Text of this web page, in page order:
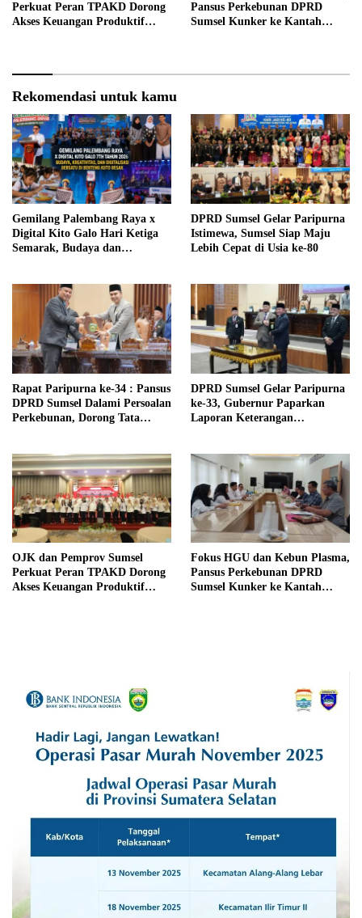
Perkuat Peran TPAKD Dorong
Akses Keuangan Produktif
Pansus Perkebunan DPRD
Sumsel Kunker ke Kantah
Rekomendasi untuk kamu
Gemilang Palembang Raya x
Digital Kito Galo Hari Ketiga
Semarak, Budaya dan
DPRD Sumsel Gelar Paripurna
Istimewa, Sumsel Siap Maju
Lebih Cepat di Usia ke-80
Rapat Paripurna ke-34 : Pansus
DPRD Sumsel Dalami Persoalan
Perkebunan, Dorong Tata
DPRD Sumsel Gelar Paripurna
ke-33, Gubernur Paparkan
Laporan Keterangan
OJK dan Pemprov Sumsel
Perkuat Peran TPAKD Dorong
Akses Keuangan Produktif
Fokus HGU dan Kebun Plasma,
Pansus Perkebunan DPRD
Sumsel Kunker ke Kantah